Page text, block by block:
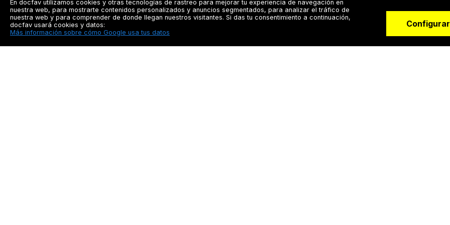
En docfav utilizamos cookies y otras tecnologías de rastreo para mejorar tu experiencia de navegación en
nuestra web, para mostrarte contenidos personalizados y anuncios segmentados, para analizar el tráfico de
nuestra web y para comprender de donde llegan nuestros visitantes. Si das tu consentimiento a continuación,
docfav usará cookies y datos:
Más información sobre cómo Google usa tus datos
Configurar